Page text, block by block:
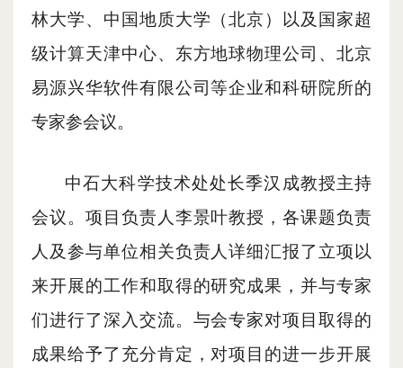
林大学、中国地质大学（北京） 以及 国家超
级计算天津中心、东方地球物理公司、北京
易源兴华软件有限公司等企业和科研院所的
专家参会议。
中石大科学技术处处长季汉成教授主持
会议。 项目负责人李景叶教授 ，各课题负责
人及参与单位相关负责人详细汇报了立项以
来开展的工作和取得的研究成果，并与专家
们进行了深入交流。与会专家对项目取得的
成果给予了充分肯定，对项目 的进一步开展